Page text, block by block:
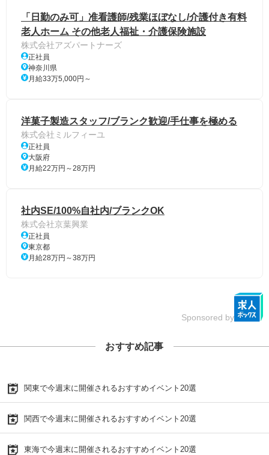
「日勤のみ可」准看護師/残業ほぼなし/介護付き有料
老人ホーム その他老人福祉・介護保険施設
株式会社アズパートナーズ
正社員
神奈川県
月給33万5,000円～
洋菓子製造スタッフ/ブランク歓迎/手仕事を極める
株式会社ミルフィーユ
正社員
大阪府
月給22万円～28万円
社内SE/100%自社内/ブランクOK
株式会社京葉興業
正社員
東京都
月給28万円～38万円
Sponsored by
おすすめ記事
関東で今週末に開催されるおすすめイベント20選
関西で今週末に開催されるおすすめイベント20選
東海で今週末に開催されるおすすめイベント20選